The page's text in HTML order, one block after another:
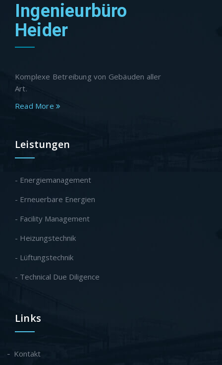
Ingenieurbüro
Heider
Komplexe Betreibung von Gebäuden aller
Art.
Read More
Leistungen
- Energiemanagement
- Erneuerbare Energien
- Facility Management
- Heizungstechnik
- Lüftungstechnik
- Technical Due Diligence
Links
Kontakt